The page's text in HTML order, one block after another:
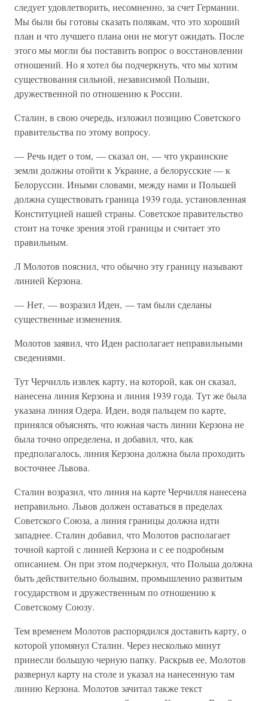
следует удовлетворить, несомненно, за счет Германии.
Мы были бы готовы сказать полякам, что это хороший
план и что лучшего плана они не могут ожидать. После
этого мы могли бы поставить вопрос о восстановлении
отношений. Но я хотел бы подчеркнуть, что мы хотим
существования сильной, независимой Польши,
дружественной по отношению к России.
Сталин, в свою очередь, изложил позицию Советского
правительства по этому вопросу.
— Речь идет о том, — сказал он, — что украинские
земли должны отойти к Украине, а белорусские — к
Белоруссии. Иными словами, между нами и Польшей
должна существовать граница 1939 года, установленная
Конституцией нашей страны. Советское правительство
стоит на точке зрения этой границы и считает это
правильным.
Л Молотов пояснил, что обычно эту границу называют
линией Керзона.
— Нет, — возразил Иден, — там были сделаны
существенные изменения.
Молотов заявил, что Иден располагает неправильными
сведениями.
Тут Черчилль извлек карту, на которой, как он сказал,
нанесена линия Керзона и линия 1939 года. Тут же была
указана линия Одера. Иден, водя пальцем по карте,
принялся объяснять, что южная часть линии Керзона не
была точно определена, и добавил, что, как
предполагалось, линия Керзона должна была проходить
восточнее Львова.
Сталин возразил, что линия на карте Черчилля нанесена
неправильно. Львов должен оставаться в пределах
Советского Союза, а линия границы должна идти
западнее. Сталин добавил, что Молотов располагает
точной картой с линией Керзона и с ее подробным
описанием. Он при этом подчеркнул, что Польша должна
быть действительно большим, промышленно развитым
государством и дружественным по отношению к
Советскому Союзу.
Тем временем Молотов распорядился доставить карту, о
которой упомянул Сталин. Через несколько минут
принесли большую черную папку. Раскрыв ее, Молотов
развернул карту на столе и указал на нанесенную там
линию Керзона. Молотов зачитал также текст